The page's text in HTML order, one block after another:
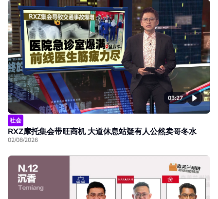
03:27
社会
RXZ摩托集会带旺商机 大道休息站疑有人公然卖哥冬水
02/08/2026